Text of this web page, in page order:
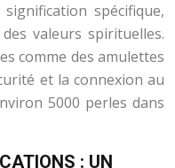
spécifique,
valeurs spirituelles.
comme des amulettes
et la connexion au
5000 perles dans
: UN